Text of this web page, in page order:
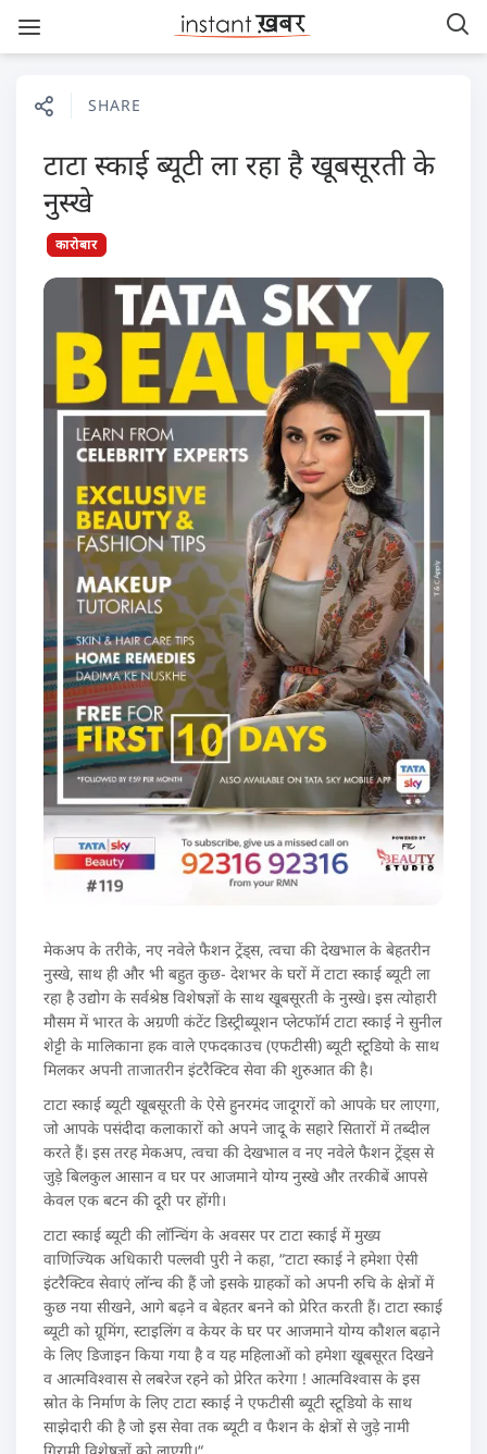
SHARE
टाटा स्काई ब्यूटी ला रहा है खूबसूरती के
नुस्खे
कारोबार
मेकअप के तरीके, नए नवेले फैशन ट्रेंड्स, त्वचा की देखभाल के बेहतरीन
नुस्खे, साथ ही और भी बहुत कुछ- देशभर के घरों में टाटा स्काई ब्यूटी ला
रहा है उद्योग के सर्वश्रेष्ठ विशेषज्ञों के साथ खूबसूरती के नुस्खे। इस त्योहारी
मौसम में भारत के अग्रणी कंटेंट डिस्ट्रीब्यूशन प्लेटफाॅर्म टाटा स्काई ने सुनील
शेट्टी के मालिकाना हक वाले एफदकाउच (एफटीसी) ब्यूटी स्टूडियो के साथ
मिलकर अपनी ताजातरीन इंटरैक्टिव सेवा की शुरुआत की है।
टाटा स्काई ब्यूटी खूबसूरती के ऐसे हुनरमंद जादूगरों को आपके घर लाएगा,
जो आपके पसंदीदा कलाकारों को अपने जादू के सहारे सितारों में तब्दील
करते हैं। इस तरह मेकअप, त्वचा की देखभाल व नए नवेले फैशन ट्रेंड्स से
जुड़े बिलकुल आसान व घर पर आजमाने योग्य नुस्खे और तरकीबें आपसे
केवल एक बटन की दूरी पर होंगी।
टाटा स्काई ब्यूटी की लाॅन्चिंग के अवसर पर टाटा स्काई में मुख्य
वाणिज्यिक अधिकारी पल्लवी पुरी ने कहा, “टाटा स्काई ने हमेशा ऐसी
इंटरैक्टिव सेवाएं लाॅन्च की हैं जो इसके ग्राहकों को अपनी रुचि के क्षेत्रों में
कुछ नया सीखने, आगे बढ़ने व बेहतर बनने को प्रेरित करती हैं। टाटा स्काई
ब्यूटी को ग्रूमिंग, स्टाइलिंग व केयर के घर पर आजमाने योग्य कौशल बढ़ाने
के लिए डिजाइन किया गया है व यह महिलाओं को हमेशा खूबसूरत दिखने
व आत्मविश्वास से लबरेज रहने को प्रेरित करेगा ! आत्मविश्वास के इस
स्रोत के निर्माण के लिए टाटा स्काई ने एफटीसी ब्यूटी स्टूडियो के साथ
साझेदारी की है जो इस सेवा तक ब्यूटी व फैशन के क्षेत्रों से जुड़े नामी